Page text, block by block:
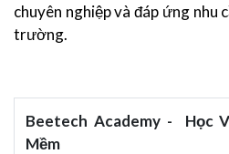
chuyên nghiệp và đáp ứng nhu
trường.
Beetech Academy - Học
Mềm